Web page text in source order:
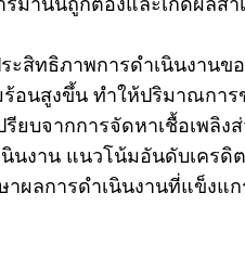
นั้นถูกต้องและเกิดผลสำ
ะสิทธิภาพการดำเนินงา
อนสูงขึ้น ทำให้ปริมาณก
จากการจัดหาเชื้อเพลิง
งาน แนวโน้มอันดับเครดิ
ผลการดำเนินงานที่แข็งแก